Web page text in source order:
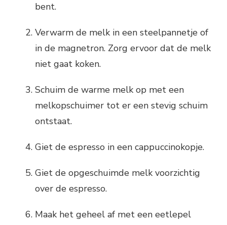
bent.
Verwarm de melk in een steelpannetje of
in de magnetron. Zorg ervoor dat de melk
niet gaat koken.
Schuim de warme melk op met een
melkopschuimer tot er een stevig schuim
ontstaat.
Giet de espresso in een cappuccinokopje.
Giet de opgeschuimde melk voorzichtig
over de espresso.
Maak het geheel af met een eetlepel